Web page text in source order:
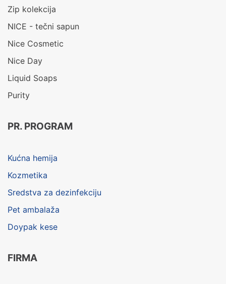
Zip kolekcija
NICE - tečni sapun
Nice Cosmetic
Nice Day
Liquid Soaps
Purity
PR. PROGRAM
Kućna hemija
Kozmetika
Sredstva za dezinfekciju
Pet ambalaža
Doypak kese
FIRMA